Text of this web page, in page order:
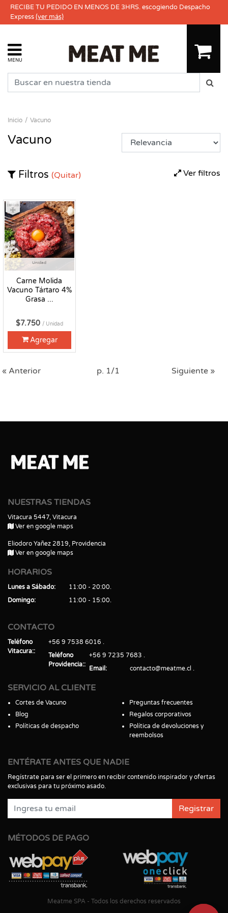
RECIBE TU PEDIDO EN MENOS DE 3HRS. escogiendo Despacho
Express(ver más)
MENU
Inicio Vacuno
Vacuno
Ver filtros
Filtros (Quitar)
Unidad
Carne Molida
Vacuno Tártaro 4%
Grasa ...
Congelado
$7.750 / Unidad
Agregar
« Anterior p. 1/1 Siguiente »
NUESTRAS TIENDAS
Vitacura 5447, Vitacura
Ver en google maps
Eliodoro Yañez 2819, Providencia
Ver en google maps
HORARIOS
Lunes a Sábado
11:00 - 20:00
Domingo
11:00 - 15:00
CONTACTO
Teléfono
Vitacura:
+56 9 7538 6016
Teléfono
Providencia:
+56 9 7235 7683
Email
contacto@meatme.cl
SERVICIO AL CLIENTE
Cortes de Vacuno
Blog
Políticas de despacho
Preguntas frecuentes
Regalos corporativos
Política de devoluciones y
reembolsos
ENTÉRATE ANTES QUE NADIE
Regístrate para ser el primero en recibir contenido inspirador y ofertas
exclusivas para tu próximo asado.
Registrar
MÉTODOS DE PAGO
Meatme SPA - Todos los derechos reservados